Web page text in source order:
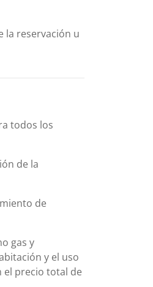
la reservación u
todos los
de la
de
gas y
y el uso
el precio total de